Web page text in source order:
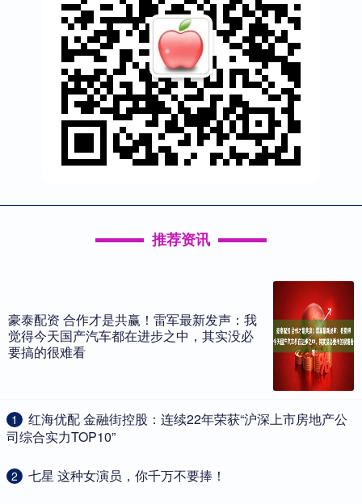
推荐资讯
豪泰配资 合作才是共赢！雷军最新发声：我
觉得今天国产汽车都在进步之中，其实没必
要搞的很难看
1
​红海优配 金融街控股：连续22年荣获“沪深上市房地产公
司综合实力TOP10”
2 ​七星 这种女演员，你千万不要捧！